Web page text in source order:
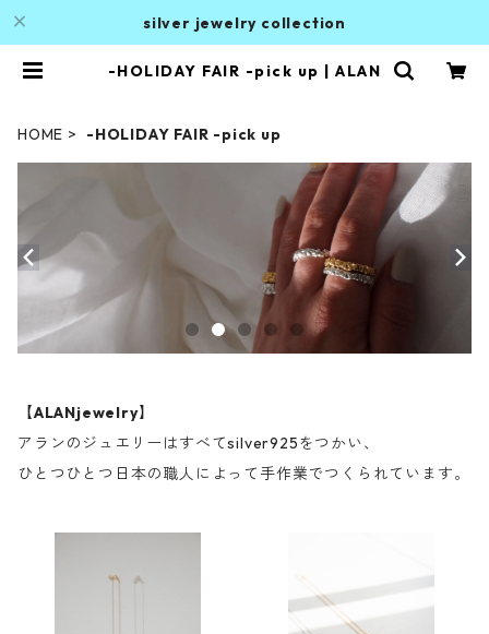
silver jewelry collection
-HOLIDAY FAIR -pick up | ALAN
HOME -HOLIDAY FAIR -pick up
【ALANjewelry】
アランのジュエリーはすべてsilver925をつかい、
ひとつひとつ日本の職人によって手作業でつくられています。